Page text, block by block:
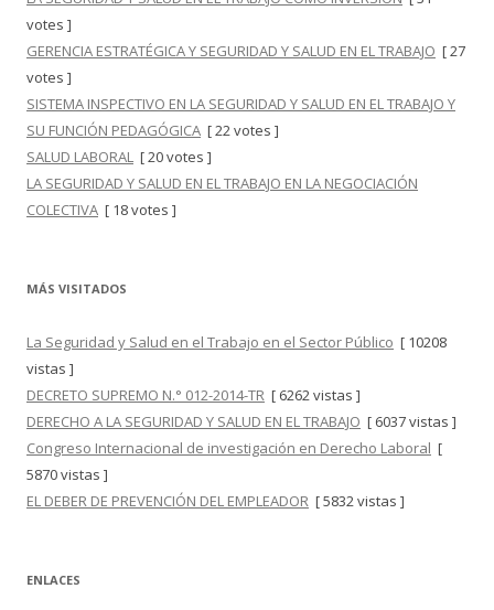
votes ]
GERENCIA ESTRATÉGICA Y SEGURIDAD Y SALUD EN EL TRABAJO [ 27
votes ]
SISTEMA INSPECTIVO EN LA SEGURIDAD Y SALUD EN EL TRABAJO Y
SU FUNCIÓN PEDAGÓGICA [ 22 votes ]
SALUD LABORAL [ 20 votes ]
LA SEGURIDAD Y SALUD EN EL TRABAJO EN LA NEGOCIACIÓN
COLECTIVA [ 18 votes ]
MÁS VISITADOS
La Seguridad y Salud en el Trabajo en el Sector Público [ 10208
vistas ]
DECRETO SUPREMO N.° 012-2014-TR [ 6262 vistas ]
DERECHO A LA SEGURIDAD Y SALUD EN EL TRABAJO [ 6037 vistas ]
Congreso Internacional de investigación en Derecho Laboral [
5870 vistas ]
EL DEBER DE PREVENCIÓN DEL EMPLEADOR [ 5832 vistas ]
ENLACES